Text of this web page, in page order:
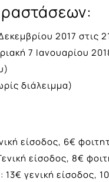
2017 στις
7 Ιανουαρίου
διάλειμμα)
είσοδος, 6€
είσοδος, 8€
γενική είσοδος,